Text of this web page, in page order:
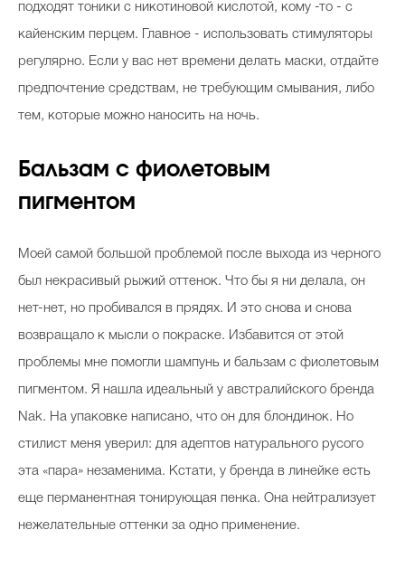
подходят тоники с никотиновой кислотой, кому -то - с
кайенским перцем. Главное - использовать стимуляторы
регулярно. Если у вас нет времени делать маски, отдайте
предпочтение средствам, не требующим смывания, либо
тем, которые можно наносить на ночь.
Бальзам с фиолетовым
пигментом
Моей самой большой проблемой после выхода из черного
был некрасивый рыжий оттенок. Что бы я ни делала, он
нет-нет, но пробивался в прядях. И это снова и снова
возвращало к мысли о покраске. Избавится от этой
проблемы мне помогли шампунь и бальзам с фиолетовым
пигментом. Я нашла идеальный у австралийского бренда
Nak. На упаковке написано, что он для блондинок. Но
стилист меня уверил: для адептов натурального русого
эта «пара» незаменима. Кстати, у бренда в линейке есть
еще перманентная тонирующая пенка. Она нейтрализует
нежелательные оттенки за одно применение.